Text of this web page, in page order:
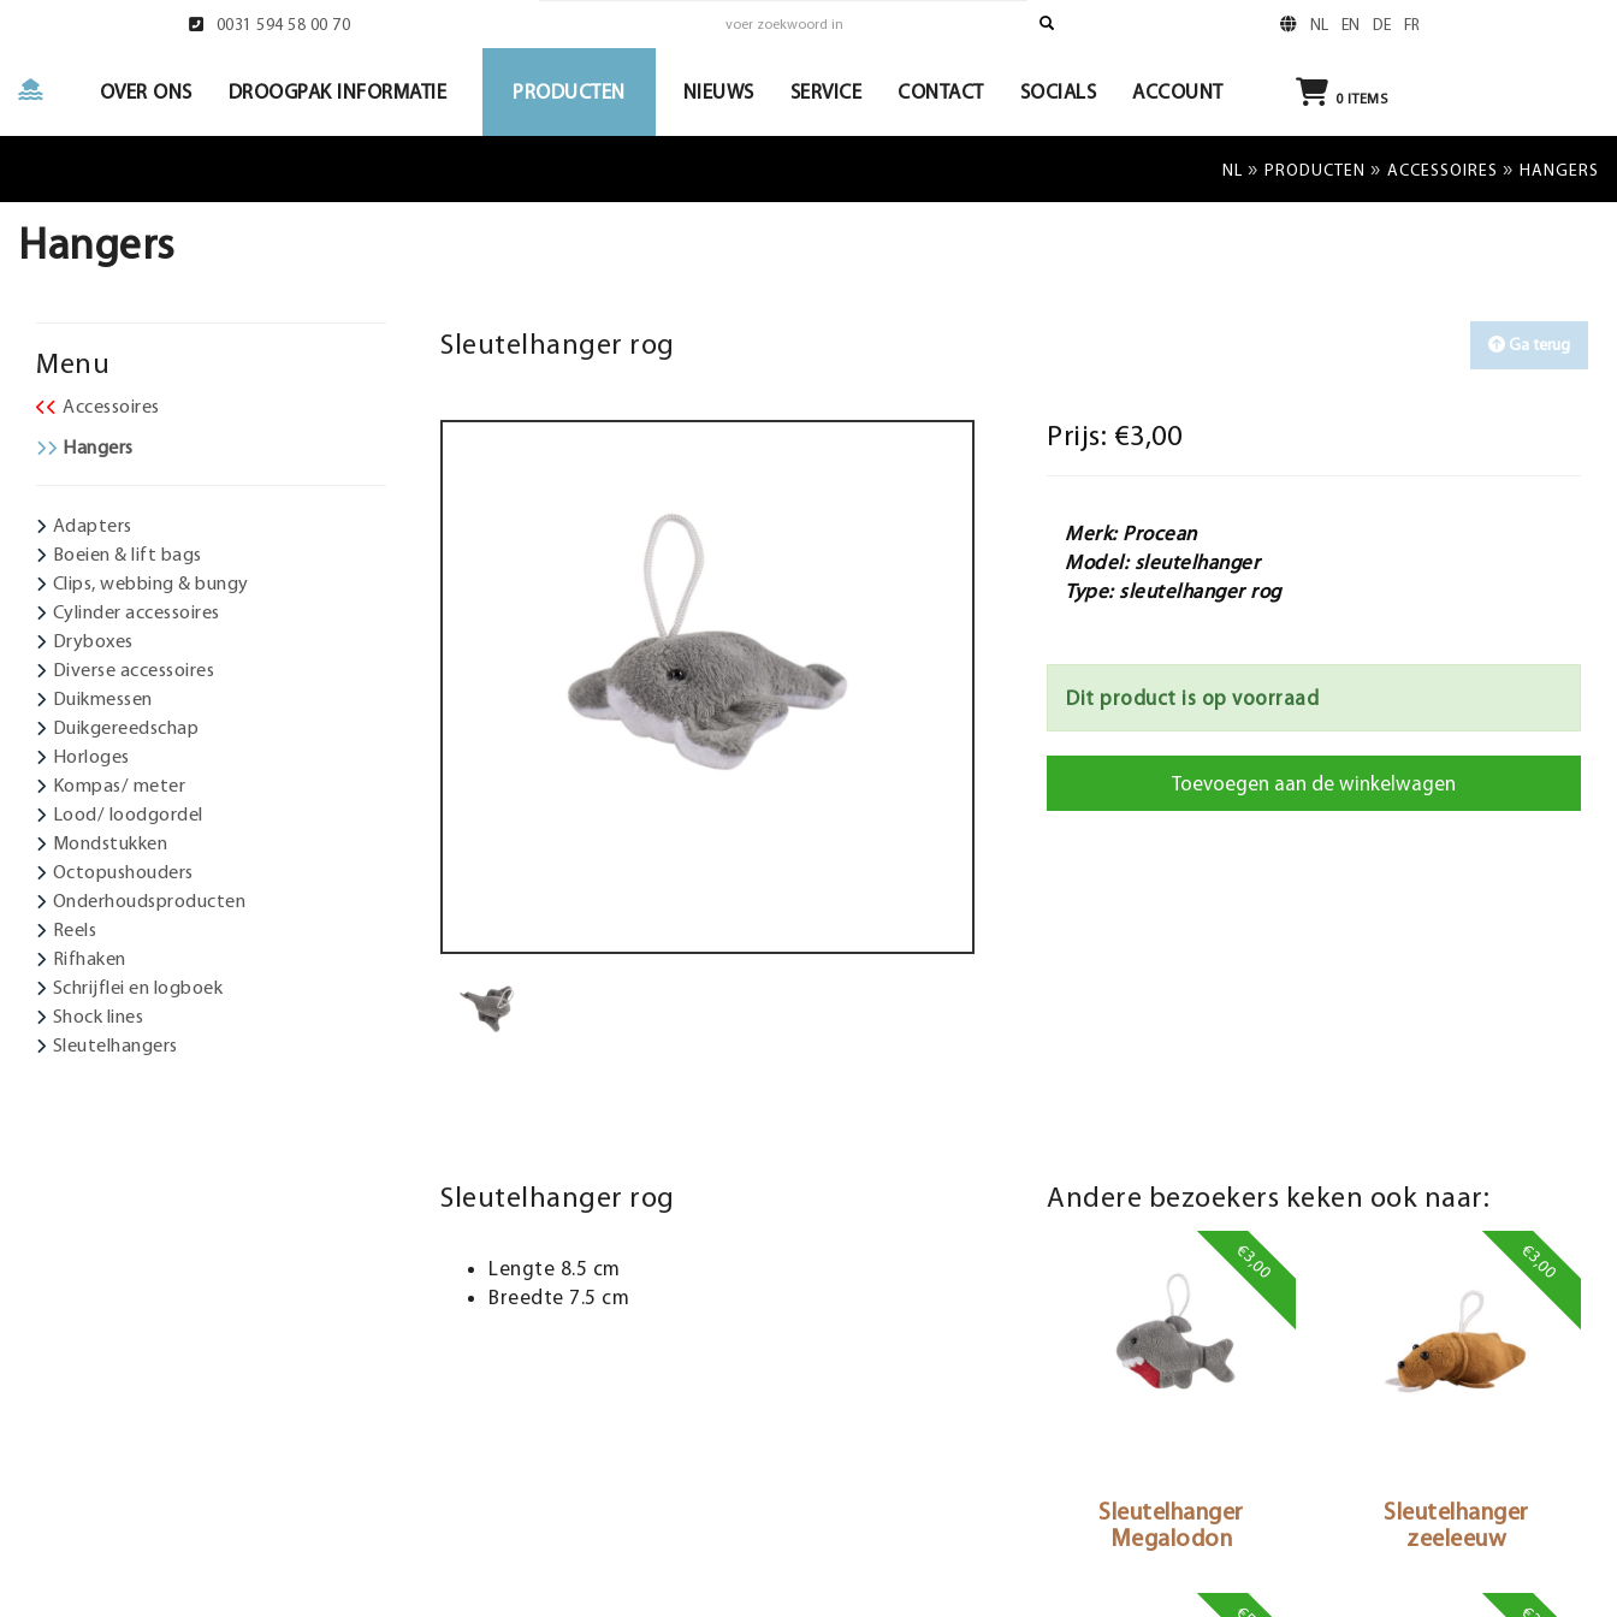
0031 594 58 00 70 NL EN DE FR
OVER ONS DROOGPAK INFORMATIE PRODUCTEN NIEUWS SERVICE CONTACT SOCIALS ACCOUNT 0ITEMS
NL » PRODUCTEN » ACCESSOIRES » HANGERS
Hangers
Menu
Accessoires
Hangers
Adapters
Boeien & lift bags
Clips, webbing & bungy
Cylinder accessoires
Dryboxes
Diverse accessoires
Duikmessen
Duikgereedschap
Horloges
Kompas/ meter
Lood/ loodgordel
Mondstukken
Octopushouders
Onderhoudsproducten
Reels
Rifhaken
Schrijflei en logboek
Shock lines
Sleutelhangers
Sleutelhanger rog Ga terug
Prijs: €3,00
Merk: Procean
Model: sleutelhanger
Type: sleutelhanger rog
Dit product is op voorraad
Toevoegen aan de winkelwagen
Sleutelhanger rog
Lengte 8.5 cm
Breedte 7.5 cm
Andere bezoekers keken ook naar:
€3,00
Sleutelhanger
Megalodon
€3,00
Sleutelhanger
zeeleeuw